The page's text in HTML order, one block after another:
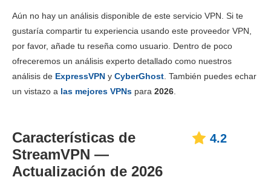
Funciones principales 4.2
Instalación y apps 8.0
Fiabilidad y asistencia 7.0
Aún no hay un análisis disponible de este servicio VPN. Si te
gustaría compartir tu experiencia usando este proveedor VPN,
por favor, añade tu reseña como usuario. Dentro de poco
ofreceremos un análisis experto detallado como nuestros
análisis de ExpressVPN y CyberGhost . También puedes echar
un vistazo a las mejores VPNs para 2026
Características de
StreamVPN —
Actualización de 2026
4.2